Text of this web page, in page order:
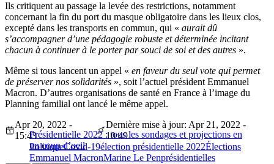
Ils critiquent au passage la levée des restrictions, notamment
concernant la fin du port du masque obligatoire dans les lieux clos,
excepté dans les transports en commun, qui « aurait dû
s’accompagner d’une pédagogie robuste et déterminée incitant
chacun à continuer à le porter par souci de soi et des autres ».
Même si tous lancent un appel « en faveur du seul vote qui permet
de préserver nos solidarités », soit l’actuel président Emmanuel
Macron. D’autres organisations de santé en France à l’image du
Planning familial ont lancé le même appel.
Présidentielle 2022 : tous les sondages et projections en
un coup d’oeil
Apr 20, 2022 -
15:43
Dernière mise à jour: Apr 21, 2022 -
10:49
PolitiqueCovid-19élection présidentielle 2022Élections
Emmanuel MacronMarine Le Penprésidentielles